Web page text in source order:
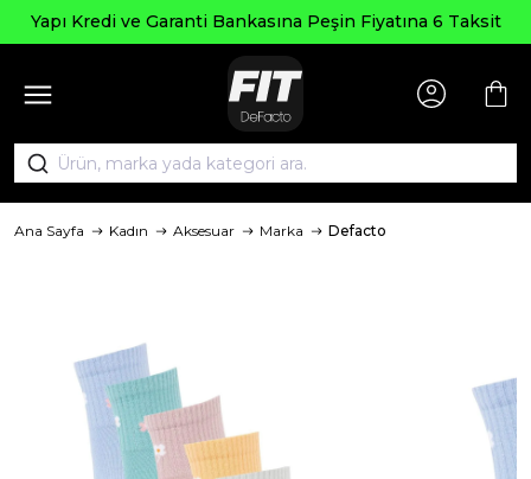
Yapı Kredi ve Garanti Bankasına Peşin Fiyatına 6 Taksit
Ana Sayfa Kadın Aksesuar Marka Defacto